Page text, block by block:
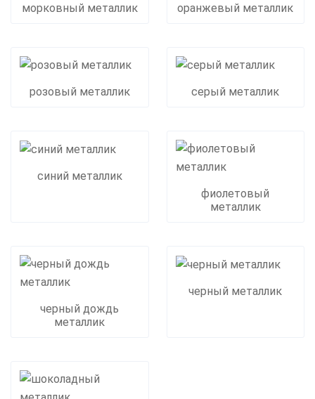
морковный металлик оранжевый металлик
розовый металлик серый металлик
синий металлик
фиолетовый
металлик
черный дождь
металлик
черный металлик